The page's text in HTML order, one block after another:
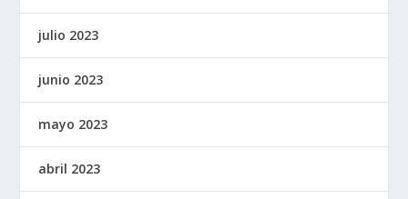
julio 2023
junio 2023
mayo 2023
abril 2023